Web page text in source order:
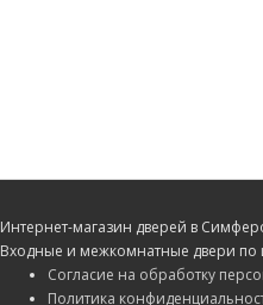
Интернет-магазин дверей в
Входные и межкомнатные двери по
Согласие на обработку
Политика